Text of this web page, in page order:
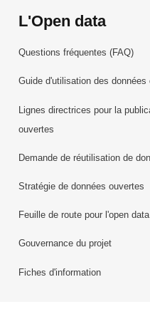
L'Open data
Questions fréquentes (FAQ)
Guide d'utilisation des données
Lignes directrices pour la
ouvertes
Demande de réutilisation de
Stratégie de données ouvertes
Feuille de route pour l'open data
Gouvernance du projet
Fiches d'information